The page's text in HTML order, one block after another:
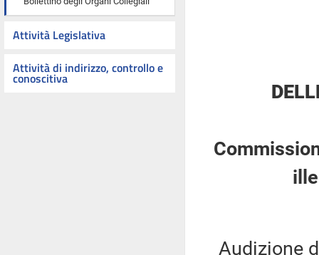
Attività Legislativa
Attività di indirizzo, controllo e
conoscitiva
Audizione